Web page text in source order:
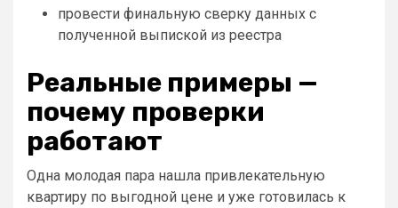
провести финальную сверку данных с
полученной выпиской из реестра
Реальные примеры —
почему проверки
работают
Одна молодая пара нашла привлекательную
квартиру по выгодной цене и уже готовилась к